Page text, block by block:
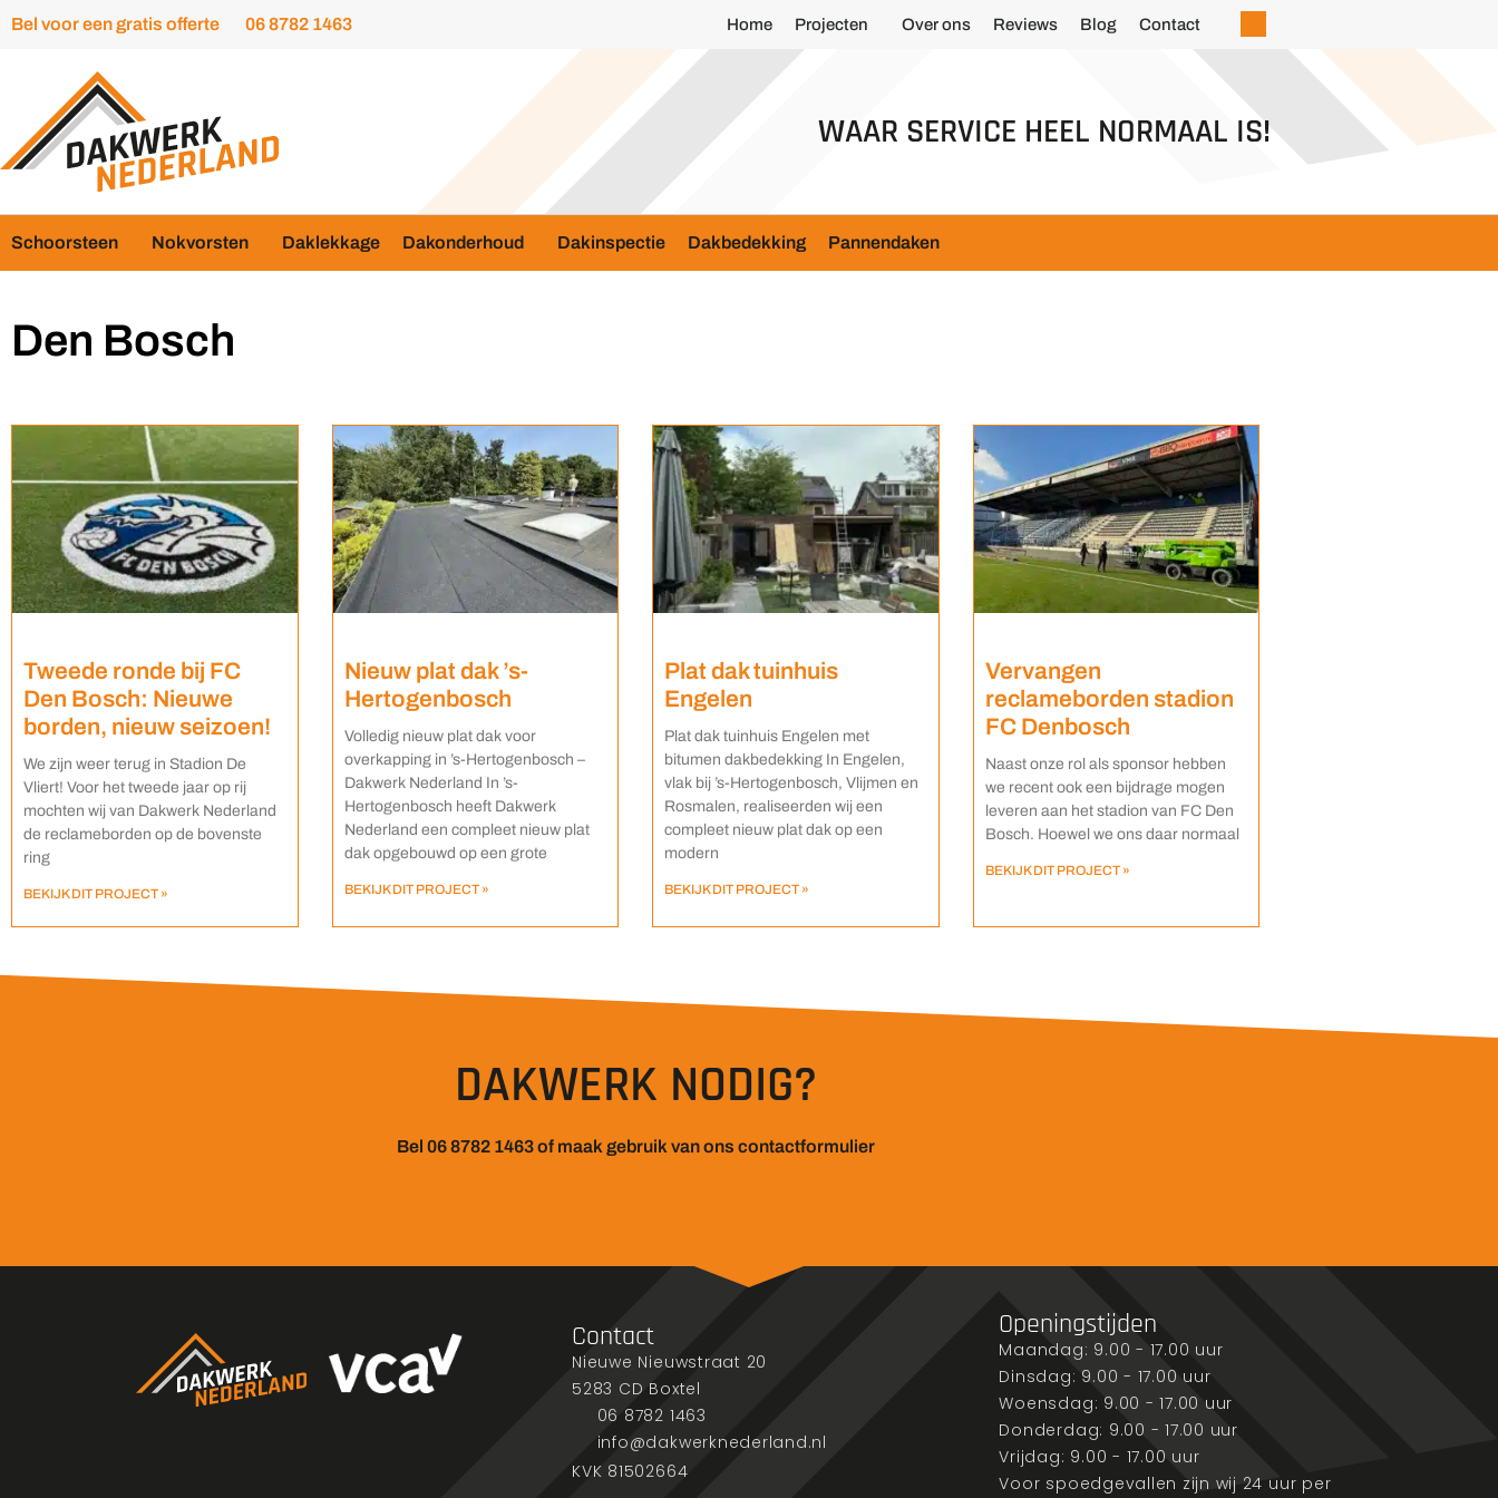
Bel voor een gratis offerte 06 8782 1463 Home Projecten Over ons Reviews Blog Contact
WAAR SERVICE HEEL NORMAAL IS!
Schoorsteen Nokvorsten Daklekkage Dakonderhoud Dakinspectie Dakbedekking Pannendaken
Den Bosch
Tweede ronde bij FC
Den Bosch: Nieuwe
borden, nieuw seizoen!
We zijn weer terug in Stadion De
Vliert! Voor het tweede jaar op rij
mochten wij van Dakwerk Nederland
de reclameborden op de bovenste
ring
BEKIJK DIT PROJECT »
Nieuw plat dak ’s-
Hertogenbosch
Volledig nieuw plat dak voor
overkapping in ’s-Hertogenbosch –
Dakwerk Nederland In ’s-
Hertogenbosch heeft Dakwerk
Nederland een compleet nieuw plat
dak opgebouwd op een grote
BEKIJK DIT PROJECT »
Plat dak tuinhuis
Engelen
Plat dak tuinhuis Engelen met
bitumen dakbedekking In Engelen,
vlak bij ’s-Hertogenbosch, Vlijmen en
Rosmalen, realiseerden wij een
compleet nieuw plat dak op een
modern
BEKIJK DIT PROJECT »
Vervangen
reclameborden stadion
FC Denbosch
Naast onze rol als sponsor hebben
we recent ook een bijdrage mogen
leveren aan het stadion van FC Den
Bosch. Hoewel we ons daar normaal
BEKIJK DIT PROJECT »
DAKWERK NODIG?
Bel 06 8782 1463 of maak gebruik van ons contactformulier
Contact
Nieuwe Nieuwstraat 20
5283 CD Boxtel
06 8782 1463
info@dakwerknederland.nl
KVK 81502664
Openingstijden
Maandag: 9.00 - 17.00 uur
Dinsdag: 9.00 - 17.00 uur
Woensdag: 9.00 - 17.00 uur
Donderdag: 9.00 - 17.00 uur
Vrijdag: 9.00 - 17.00 uur
Voor spoedgevallen zijn wij 24 uur per